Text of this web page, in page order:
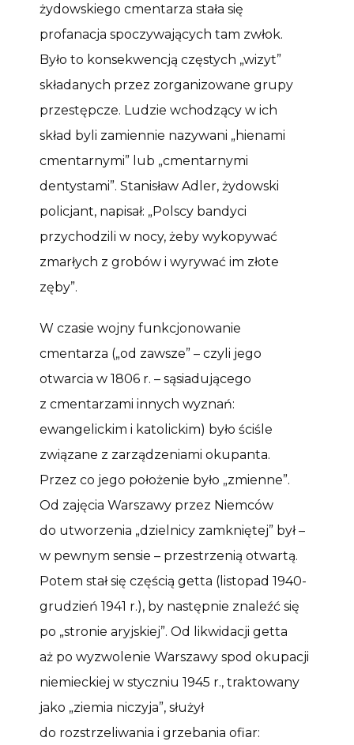
żydowskiego cmentarza stała się
profanacja spoczywających tam zwłok.
Było to konsekwencją częstych „wizyt”
składanych przez zorganizowane grupy
przestępcze. Ludzie wchodzący w ich
skład byli zamiennie nazywani „hienami
cmentarnymi” lub „cmentarnymi
dentystami”. Stanisław Adler, żydowski
policjant, napisał: „Polscy bandyci
przychodzili w nocy, żeby wykopywać
zmarłych z grobów i wyrywać im złote
zęby”.
W czasie wojny funkcjonowanie
cmentarza („od zawsze” – czyli jego
otwarcia w 1806 r. – sąsiadującego
z cmentarzami innych wyznań:
ewangelickim i katolickim) było ściśle
związane z zarządzeniami okupanta.
Przez co jego położenie było „zmienne”.
Od zajęcia Warszawy przez Niemców
do utworzenia „dzielnicy zamkniętej” był –
w pewnym sensie – przestrzenią otwartą.
Potem stał się częścią getta (listopad 1940-
grudzień 1941 r.), by następnie znaleźć się
po „stronie aryjskiej”. Od likwidacji getta
aż po wyzwolenie Warszawy spod okupacji
niemieckiej w styczniu 1945 r., traktowany
jako „ziemia niczyja”, służył
do rozstrzeliwania i grzebania ofiar: